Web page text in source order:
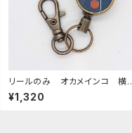
リールのみ オカメインコ 横
顔 モノトーン ネイビー おか
めいんこ
¥1,320